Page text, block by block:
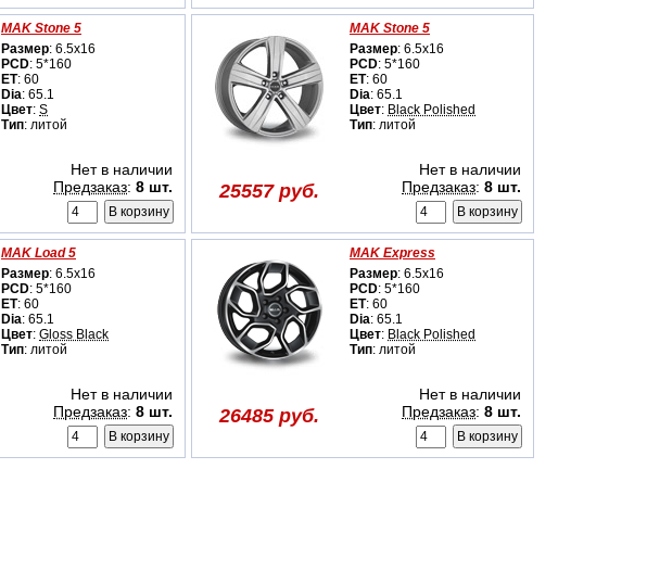
MAK Stone 5
Размер: 6.5x16
PCD: 5*160
ET: 60
Dia: 65.1
Цвет: S
Тип: литой
Нет в наличии
Предзаказ: 8 шт.
MAK Stone 5
Размер: 6.5x16
PCD: 5*160
ET: 60
Dia: 65.1
Цвет: Black Polished
Тип: литой
25557 руб.
Нет в наличии
Предзаказ: 8 шт.
MAK Load 5
Размер: 6.5x16
PCD: 5*160
ET: 60
Dia: 65.1
Цвет: Gloss Black
Тип: литой
Нет в наличии
Предзаказ: 8 шт.
MAK Express
Размер: 6.5x16
PCD: 5*160
ET: 60
Dia: 65.1
Цвет: Black Polished
Тип: литой
26485 руб.
Нет в наличии
Предзаказ: 8 шт.